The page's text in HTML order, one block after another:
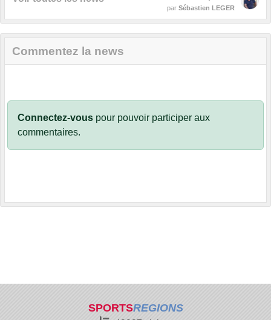
par Sébastien LEGER
Commentez la news
Connectez-vous pour pouvoir participer aux
commentaires.
SPORTSREGIONS